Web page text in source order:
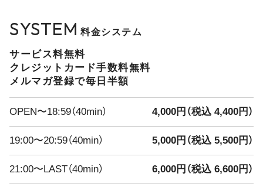
21:00〜
あいら・
あやか・りり
出勤予定
えな・みくう
みずき・きよ
━━━━━━━━━━━━━━━
SYSTEM 料金システム
サービス料無料
クレジットカード手数料無料
メルマガ登録で毎日半額
OPEN〜18:59（40min） 4,000円（税込 4,400円）
19:00〜20:59（40min） 5,000円（税込 5,500円）
21:00〜LAST（40min） 6,000円（税込 6,600円）